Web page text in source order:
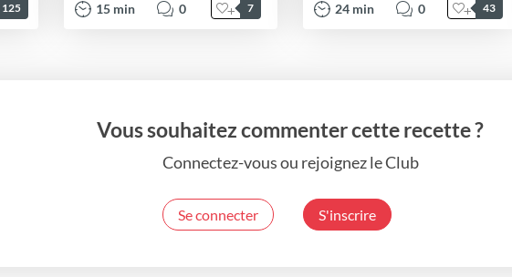
125 15 min 0 7 24 min 0 43
Vous souhaitez commenter cette recette ?
Connectez-vous ou rejoignez le Club
Se connecter S'inscrire